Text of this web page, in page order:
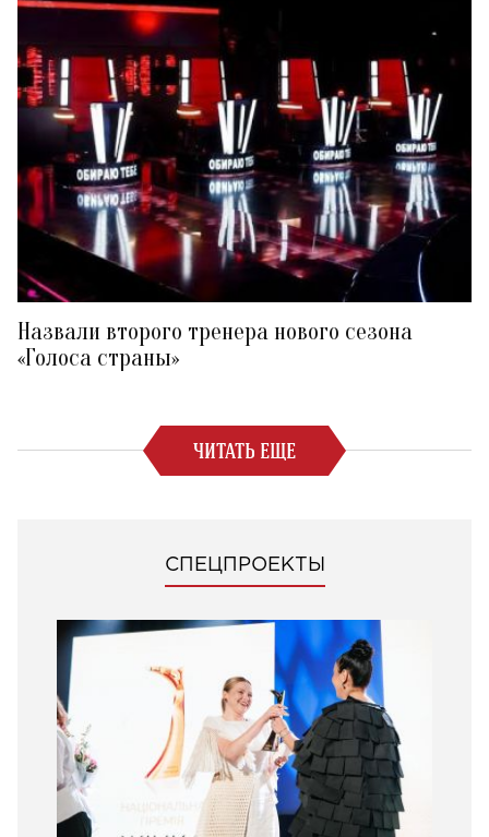
Назвали второго тренера нового сезона
«Голоса страны»
ЧИТАТЬ ЕЩЕ
СПЕЦПРОЕКТЫ